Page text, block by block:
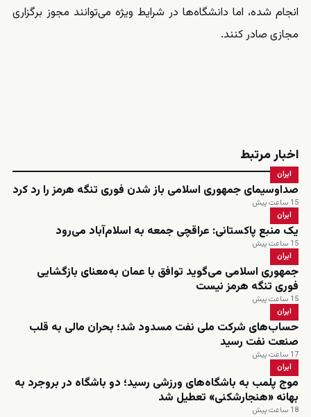
انجام شده، اما دانشگاه‌ها در شرایط ویژه می‌توانند مجوز برگزاری
مجازی صادر کنند.
اخبار مرتبط
ایران
صداوسیمای جمهوری اسلامی باز شدن فوری تنگه هرمز را رد کرد
15 ساعت پیش
ایران
یک منبع پاکستانی: عراقچی جمعه به اسلام‌آباد می‌رود
15 ساعت پیش
ایران
جمهوری اسلامی می‌گوید توافق با عمان به‌معنای بازگشایی
فوری تنگه هرمز نیست
15 ساعت پیش
ایران
حساب‌های شرکت ملی نفت مسدود شد؛ بحران مالی به قلب
صنعت نفت رسید
17 ساعت پیش
ایران
موج پلمب به باشگاه‌های ورزشی رسید؛ دو باشگاه در بروجرد به
بهانه «هنجارشکنی» تعطیل شد
18 ساعت پیش